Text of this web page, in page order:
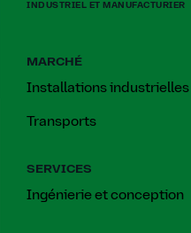
INDUSTRIEL ET MANUFACTURIER
MARCHÉ
Installations industrielles
Transports
SERVICES
Ingénierie et conception